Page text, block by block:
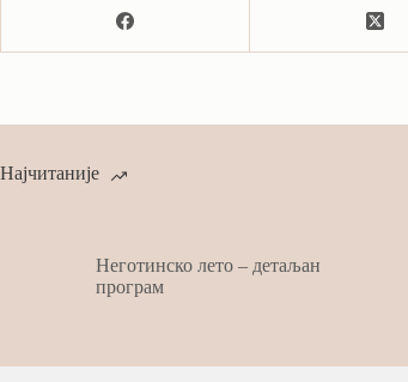
Најчитаније
Неготинско лето – детаљан
програм